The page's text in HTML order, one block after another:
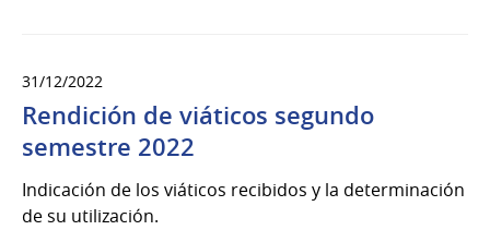
31/12/2022
Rendición de viáticos segundo
semestre 2022
Indicación de los viáticos recibidos y la determinación
de su utilización.